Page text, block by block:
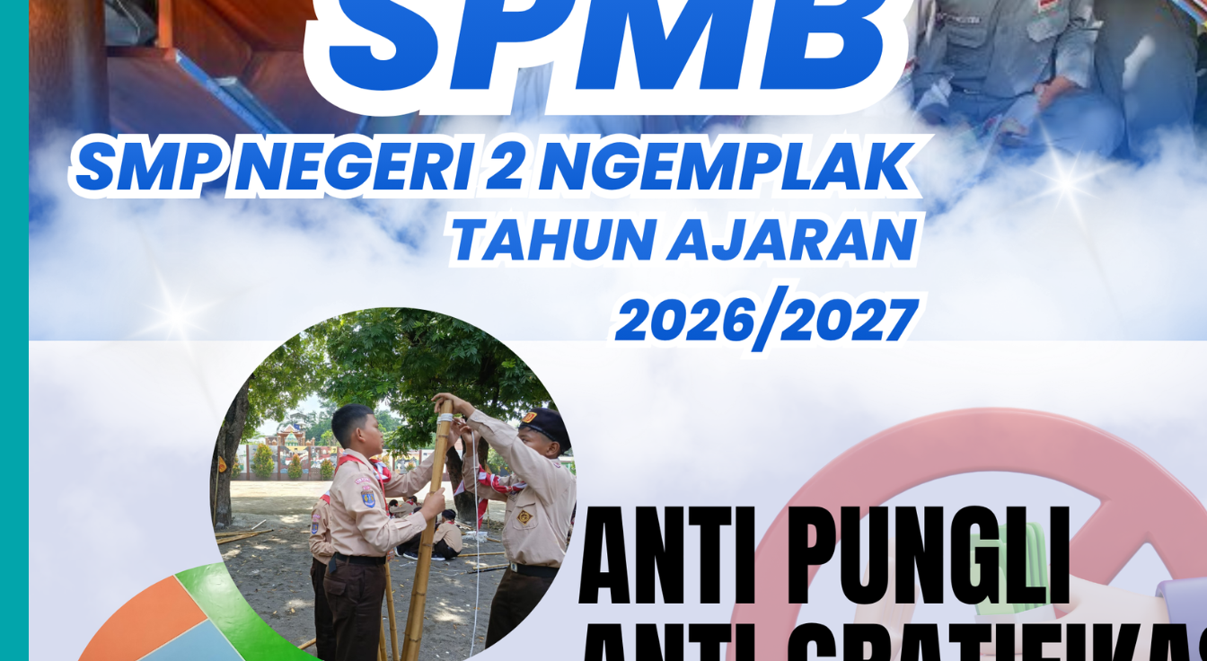
Berita
Galery
Info Sekolah
Recent Posts
Kejuaraan Atletik Jateng Open 2026
July 27, 2026
Kejuaraan Tenis Meja Pengda PTMSI
July 27, 2026
LATIHAN HIDUP DENGAN ATURAN
Informasi Juknis – SPMB 2026-2027
May 22, 2026
PENGUMUMAN SPMB JALUR WILAYAH
TAHUN AJARAN 2025
July 1, 2025
Tags